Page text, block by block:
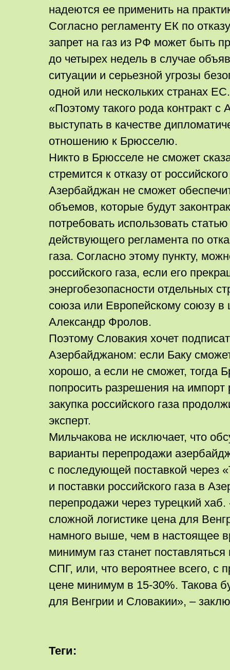
надеются ее применить на
Согласно регламенту ЕК по
запрет на газ из РФ может быть
до четырех недель в случае
ситуации и серьезной угрозы
одной или нескольких странах ЕС.
«Поэтому такого рода контракт
выступать в качестве
отношению к Брюсселю.
Никто в Брюсселе не сможет
стремится к отказу от
Азербайджан не сможет
объемов, которые будут
потребовать использовать
действующего регламента по
газа. Согласно этому пункту,
российского газа, если его
энергобезопасности отдельных
союза или Европейскому союзу в
Александр Фролов.
Поэтому Словакия хочет
Азербайджаном: если Баку
хорошо, а если не сможет, тогда
попросить разрешения на импорт
закупка российского газа
эксперт.
Мильчакова не исключает, что
варианты перепродажи
с последующей поставкой через
и поставки российского газа в
перепродажи через турецкий хаб.
сложной логистике цена для
намного выше, чем в настоящее
минимум газ станет
СПГ, или, что вероятнее всего, с
цене минимум в 15-30%. Такова
для Венгрии и Словакии», –
Теги: